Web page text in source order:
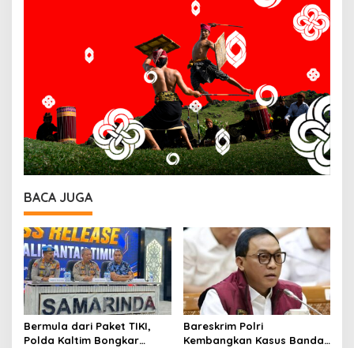
BACA JUGA
Bermula dari Paket TIKI,
Polda Kaltim Bongkar
Bareskrim Polri
Kembangkan Kasus Bandar